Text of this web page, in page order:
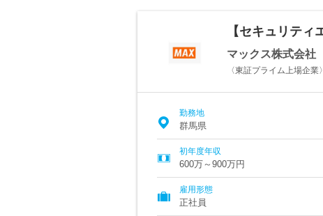
【セキュリテ
マックス株式会社
〈東証プライム上場企
勤務地
群馬県
初年度年収
600万～900万円
雇用形態
正社員